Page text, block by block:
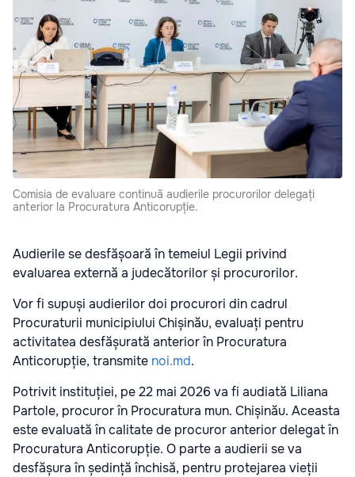
Comisia de evaluare continuă audierile procurorilor delegați
anterior la Procuratura Anticorupție.
Audierile se desfășoară în temeiul Legii privind
evaluarea externă a judecătorilor și procurorilor.
Vor fi supuși audierilor doi procurori din cadrul
Procuraturii municipiului Chișinău, evaluați pentru
activitatea desfășurată anterior în Procuratura
Anticorupție, transmite noi.md.
Potrivit instituției, pe 22 mai 2026 va fi audiată Liliana
Partole, procuror în Procuratura mun. Chișinău. Aceasta
este evaluată în calitate de procuror anterior delegat în
Procuratura Anticorupție. O parte a audierii se va
desfășura în ședință închisă, pentru protejarea vieții